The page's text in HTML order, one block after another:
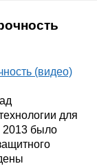
для
2013 было